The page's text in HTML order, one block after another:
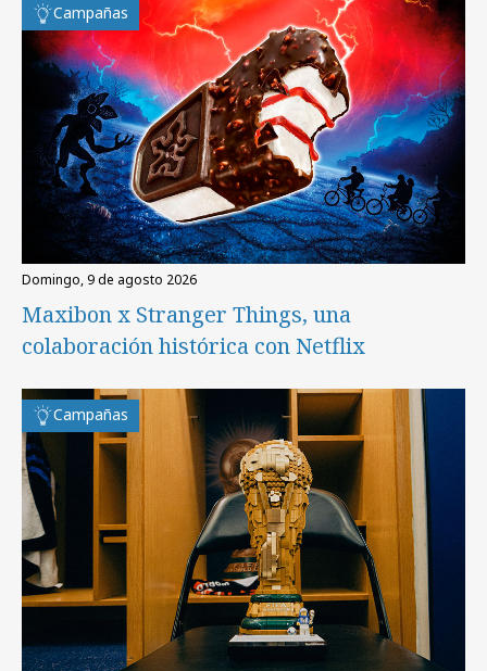
Campañas
domingo, 9 de agosto 2026
Maxibon x Stranger Things, una
colaboración histórica con Netflix
Campañas